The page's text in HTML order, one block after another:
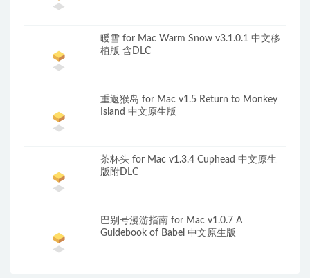
暖雪 for Mac Warm Snow v3.1.0.1 中文移
植版 含DLC
重返猴岛 for Mac v1.5 Return to Monkey
Island 中文原生版
茶杯头 for Mac v1.3.4 Cuphead 中文原生
版附DLC
巴别号漫游指南 for Mac v1.0.7 A
Guidebook of Babel 中文原生版